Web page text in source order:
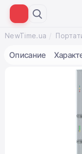
NewTime.ua
Описание